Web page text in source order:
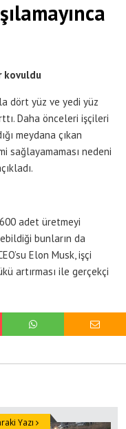
kovuldu
dört yüz ve yedi yüz
Daha önceleri işçileri
meydana çıkan
sağlayamaması nedeni
adet üretmeyi
bunların da
Elon Musk, işçi
artırması ile gerçekçi
Yazı